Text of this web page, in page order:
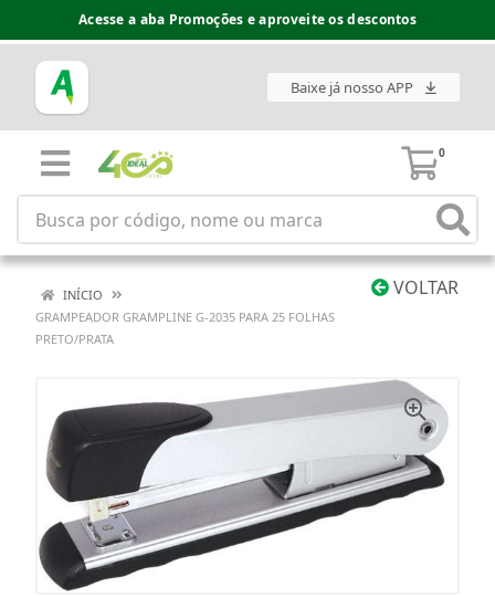
Acesse a aba Promoções e aproveite os descontos
Baixe já nosso APP
0
VOLTAR
INÍCIO
GRAMPEADOR GRAMPLINE G-2035 PARA 25 FOLHAS
PRETO/PRATA